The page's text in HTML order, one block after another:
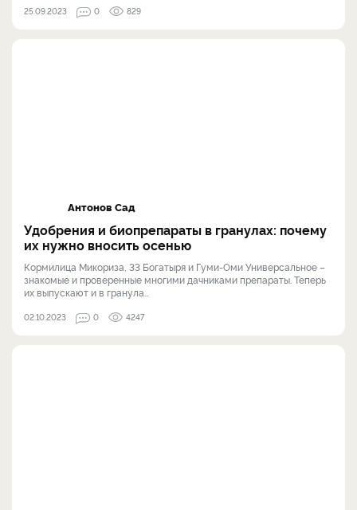
25.09.2023 0 829
Антонов Сад
Удобрения и биопрепараты в гранулах: почему
их нужно вносить осенью
Кормилица Микориза, 33 Богатыря и Гуми-Оми Универсальное –
знакомые и проверенные многими дачниками препараты. Теперь
их выпускают и в гранула...
02.10.2023 0 4247